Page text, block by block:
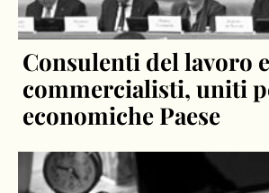
Consulenti del lavoro e
commercialisti, uniti
economiche Paese